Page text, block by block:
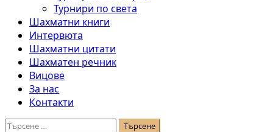
Турнири по света
Шахматни книги
Интервюта
Шахматни цитати
Шахматен речник
Вицове
За нас
Контакти
Търсене